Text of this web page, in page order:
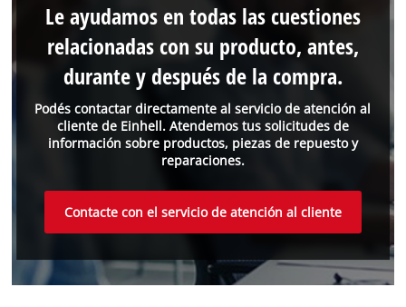
Podés contactar directamente al servicio de atención al
cliente de Einhell. Atendemos tus solicitudes de
información sobre productos, piezas de repuesto y
reparaciones.
Le ayudamos en todas las cuestiones
relacionadas con su producto, antes,
durante y después de la compra.
Contacte con el servicio de atención al cliente